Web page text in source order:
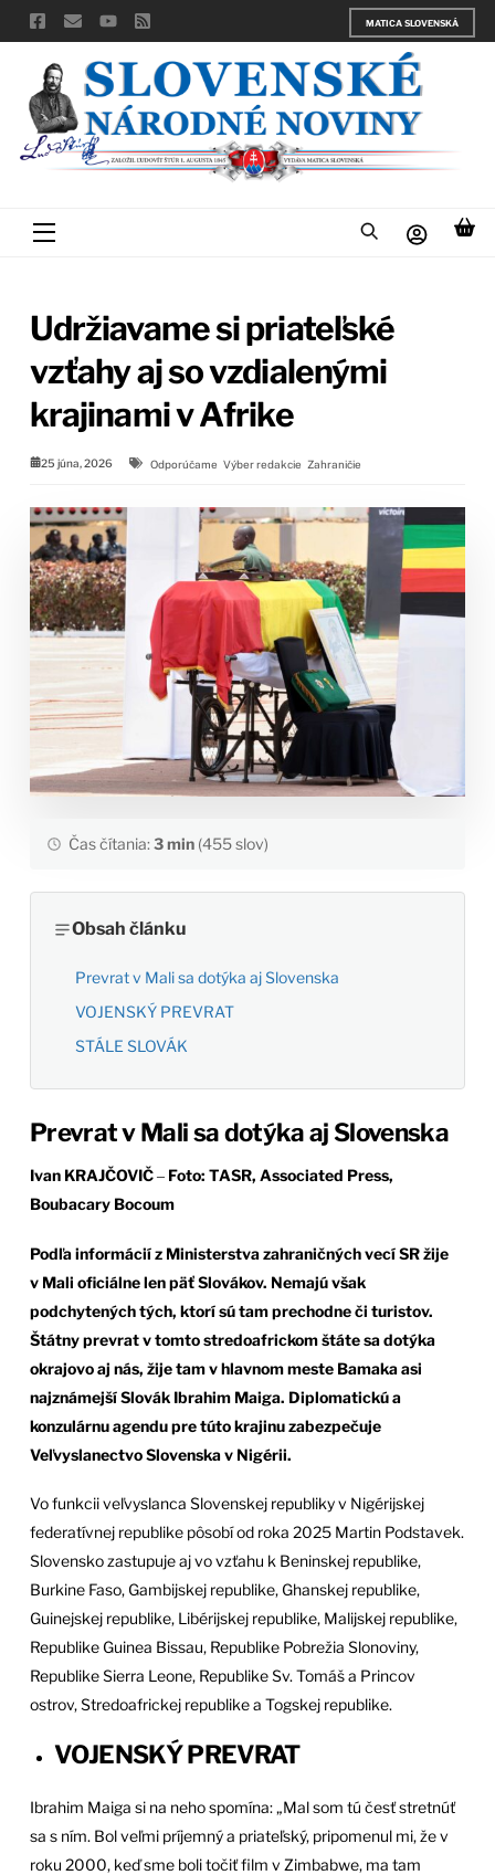
Skip
to
content
MATICA SLOVENSKÁ
Menu
Udržiavame si priateľské
vzťahy aj so vzdialenými
krajinami v Afrike
25 júna, 2026 Odporúčame Výber redakcie Zahraničie
Čas čítania:3 min(455 slov)
Obsah článku
Prevrat v Mali sa dotýka aj Slovenska
VOJENSKÝ PREVRAT
STÁLE SLOVÁK
Prevrat v Mali sa dotýka aj Slovenska
Ivan KRAJČOVIČ‒ Foto: TASR, Associated Press,
Boubacary Bocoum
Podľa informácií z Ministerstva zahraničných vecí SR žije
v Mali oficiálne len päť Slovákov. Nemajú však
podchytených tých, ktorí sú tam prechodne či turistov.
Štátny prevrat v tomto stredoafrickom štáte sa dotýka
okrajovo aj nás, žije tam v hlavnom meste Bamaka asi
najznámejší Slovák Ibrahim Maiga. Diplomatickú a
konzulárnu agendu pre túto krajinu zabezpečuje
Veľvyslanectvo Slovenska v Nigérii.
Vo funkcii veľvyslanca Slovenskej republiky v Nigérijskej
federatívnej republike pôsobí od roka 2025 Martin Podstavek.
Slovensko zastupuje aj vo vzťahu k Beninskej republike,
Burkine Faso, Gambijskej republike, Ghanskej republike,
Guinejskej republike, Libérijskej republike, Malijskej republike,
Republike Guinea Bissau, Republike Pobrežia Slonoviny,
Republike Sierra Leone, Republike Sv. Tomáš a Princov
ostrov, Stredoafrickej republike a Togskej republike.
VOJENSKÝ PREVRAT
Ibrahim Maiga si na neho spomína: „Mal som tú česť stretnúť
sa s ním. Bol veľmi príjemný a priateľský, pripomenul mi, že v
roku 2000, keď sme boli točiť film v Zimbabwe, ma tam